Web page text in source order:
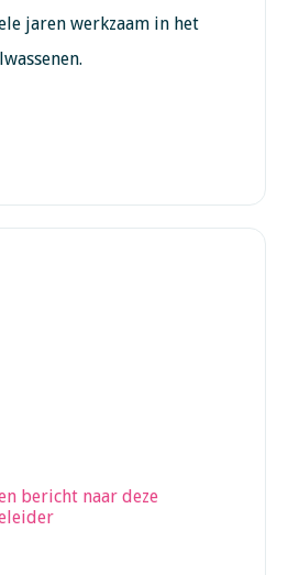
jaren werkzaam in het
bericht naar deze